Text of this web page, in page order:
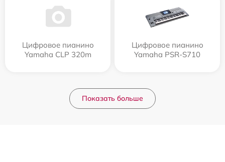
Цифровое пианино
Yamaha CLP 320m
Цифровое пианино
Yamaha PSR-S710
Показать больше